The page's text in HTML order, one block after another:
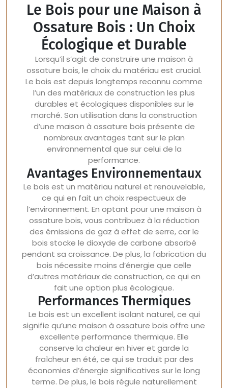
Le Bois pour une Maison à
Ossature Bois : Un Choix
Écologique et Durable
Lorsqu’il s’agit de construire une maison à
ossature bois, le choix du matériau est crucial.
Le bois est depuis longtemps reconnu comme
l’un des matériaux de construction les plus
durables et écologiques disponibles sur le
marché. Son utilisation dans la construction
d’une maison à ossature bois présente de
nombreux avantages tant sur le plan
environnemental que sur celui de la
performance.
Avantages Environnementaux
Le bois est un matériau naturel et renouvelable,
ce qui en fait un choix respectueux de
l’environnement. En optant pour une maison à
ossature bois, vous contribuez à la réduction
des émissions de gaz à effet de serre, car le
bois stocke le dioxyde de carbone absorbé
pendant sa croissance. De plus, la fabrication du
bois nécessite moins d’énergie que celle
d’autres matériaux de construction, ce qui en
fait une option plus écologique.
Performances Thermiques
Le bois est un excellent isolant naturel, ce qui
signifie qu’une maison à ossature bois offre une
excellente performance thermique. Elle
conserve la chaleur en hiver et garde la
fraîcheur en été, ce qui se traduit par des
économies d’énergie significatives sur le long
terme. De plus, le bois régule naturellement